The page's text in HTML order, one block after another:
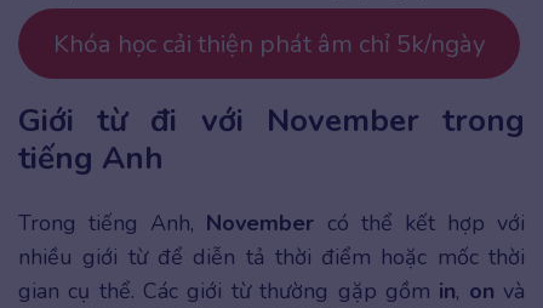
Khóa học cải thiện phát âm chỉ 5k/ngày
Giới từ đi với November trong
tiếng Anh
Trong tiếng Anh, November có thể kết hợp với
nhiều giới từ để diễn tả thời điểm hoặc mốc thời
gian cụ thể. Các giới từ thường gặp gồm in, on và